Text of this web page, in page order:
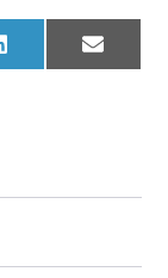
LinkedIn Email